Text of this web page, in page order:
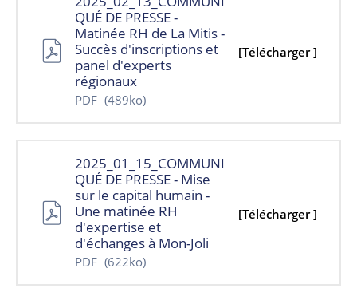
QUÉ DE PRESSE -
Matinée RH de La Mitis -
Succès d'inscriptions et
panel d'experts
régionaux
PDF (489ko)
[Télécharger ]
2025_01_15_COMMUNI
QUÉ DE PRESSE - Mise
sur le capital humain -
Une matinée RH
d'expertise et
d'échanges à Mon-Joli
PDF (622ko)
[Télécharger ]